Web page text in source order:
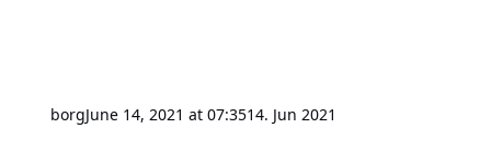
borgJune 14, 2021 at 07:3514. Jun 2021